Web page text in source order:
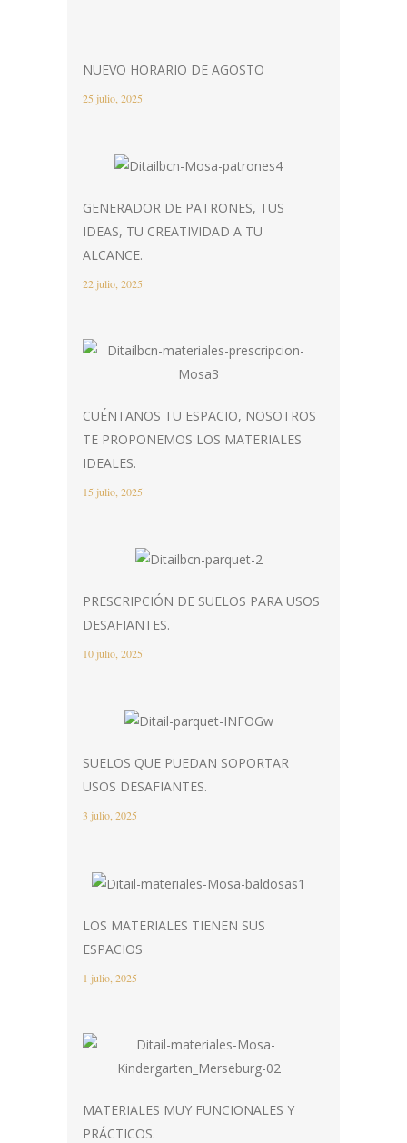
NUEVO HORARIO DE AGOSTO
25 julio, 2025
GENERADOR DE PATRONES, TUS
IDEAS, TU CREATIVIDAD A TU
ALCANCE.
22 julio, 2025
CUÉNTANOS TU ESPACIO, NOSOTROS
TE PROPONEMOS LOS MATERIALES
IDEALES.
15 julio, 2025
PRESCRIPCIÓN DE SUELOS PARA USOS
DESAFIANTES.
10 julio, 2025
SUELOS QUE PUEDAN SOPORTAR
USOS DESAFIANTES.
3 julio, 2025
LOS MATERIALES TIENEN SUS
ESPACIOS
1 julio, 2025
MATERIALES MUY FUNCIONALES Y
PRÁCTICOS.